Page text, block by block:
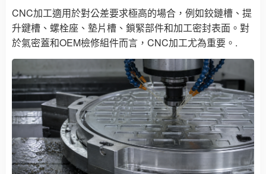
CNC加工適用於對公差要求極高的場合，例如鉸鏈槽、提
升鍵槽、螺栓座、墊片槽、鎖緊部件和加工密封表面。對
於氣密蓋和OEM檢修組件而言，CNC加工尤為重要。.